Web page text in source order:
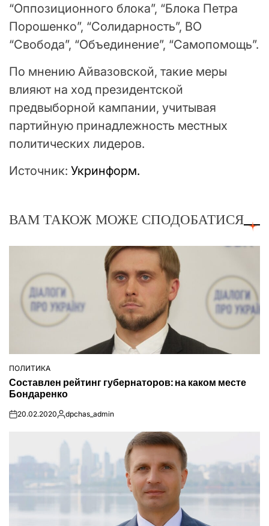
“Оппозиционного блока”, “Блока Петра
Порошенко”, “Солидарность”, ВО
“Свобода”, “Объединение”, “Самопомощь”.
По мнению Айвазовской, такие меры
влияют на ход президентской
предвыборной кампании, учитывая
партийную принадлежность местных
политических лидеров.
Источник: Укринформ.
ВАМ ТАКОЖ МОЖЕ СПОДОБАТИСЯ
ОПУБЛІКУВАТИ
У
ПОЛИТИКА
Составлен рейтинг губернаторов: на каком месте
Бондаренко
on20.02.2020Опубліковано
dpchas_admin